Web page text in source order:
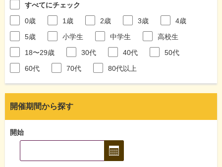
すべてにチェック
0歳
1歳 2歳 3歳
4歳
5歳
小学生 中学生
高校生
18〜29歳
30代 40代
50代
60代
70代 80代以上
開催期間から探す
開始